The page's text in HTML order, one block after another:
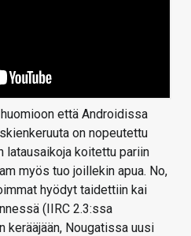
että Androidissa
on nopeutettu
latausaikoja koitettu pariin
myös tuo joillekin apua. No,
hyödyt taidettiin kai
(IIRC 2.3:ssa
Nougatissa uusi